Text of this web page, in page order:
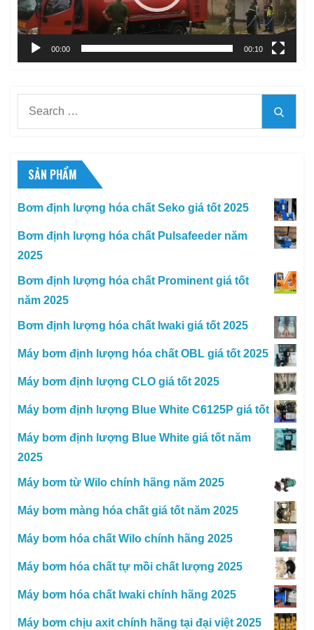
00:00 00:10
SẢN PHẨM
Bơm định lượng hóa chất Seko giá tốt 2025
Bơm định lượng hóa chất Pulsafeeder năm
2025
Bơm định lượng hóa chất Prominent giá tốt
năm 2025
Bơm định lượng hóa chất Iwaki giá tốt 2025
Máy bơm định lượng hóa chất OBL giá tốt 2025
Máy bơm định lượng CLO giá tốt 2025
Máy bơm định lượng Blue White C6125P giá tốt
Máy bơm định lượng Blue White giá tốt năm
2025
Máy bơm từ Wilo chính hãng năm 2025
Máy bơm màng hóa chất giá tốt năm 2025
Máy bơm hóa chất Wilo chính hãng 2025
Máy bơm hóa chất tự mồi chất lượng 2025
Máy bơm hóa chất Iwaki chính hãng 2025
Máy bơm chịu axit chính hãng tại đại việt 2025